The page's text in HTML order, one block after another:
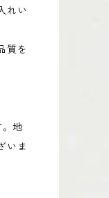
れい
質を
地
いま